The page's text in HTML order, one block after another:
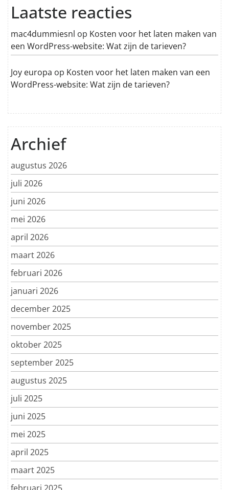
Laatste reacties
mac4dummiesnl op Kosten voor het laten maken van
een WordPress-website: Wat zijn de tarieven?
Joy europa op Kosten voor het laten maken van een
WordPress-website: Wat zijn de tarieven?
Archief
augustus 2026
juli 2026
juni 2026
mei 2026
april 2026
maart 2026
februari 2026
januari 2026
december 2025
november 2025
oktober 2025
september 2025
augustus 2025
juli 2025
juni 2025
mei 2025
april 2025
maart 2025